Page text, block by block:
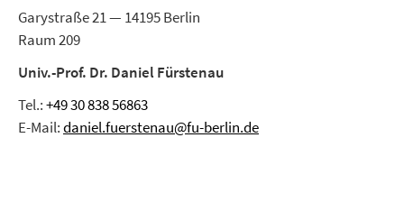
Garystraße 21 — 14195 Berlin
Raum 209
Univ.-Prof. Dr. Daniel Fürstenau
Tel.:+49 30 838 56863
E-Mail:daniel.fuerstenau@fu-berlin.de